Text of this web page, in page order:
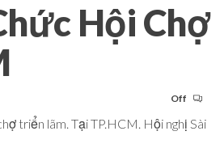
Hội Chợ
Off
triển lãm. Tại TP.HCM. Hội nghị Sài